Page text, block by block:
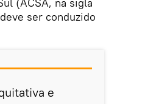
ser conduzido
e